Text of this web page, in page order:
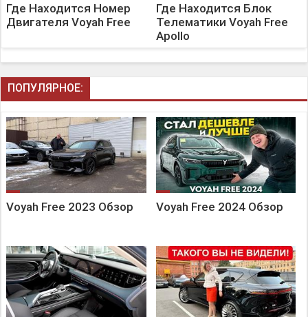
Где Находится Номер
Двигателя Voyah Free
Где Находится Блок
Телематики Voyah Free
Apollo
ПОПУЛЯРНОЕ:
Voyah Free 2023 Обзор Voyah Free 2024 Обзор